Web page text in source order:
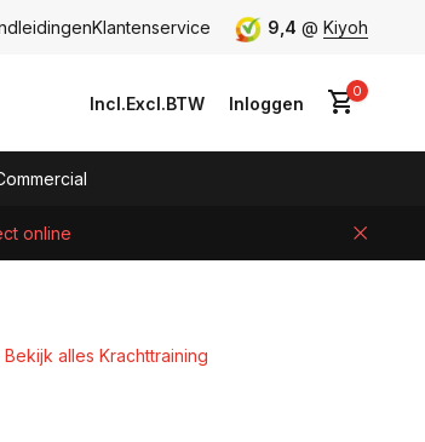
Klantenservice 9,4 @ Kiyoh
Incl.Excl.BTW Inloggen
0
online
Bekijk alles Krachttraining